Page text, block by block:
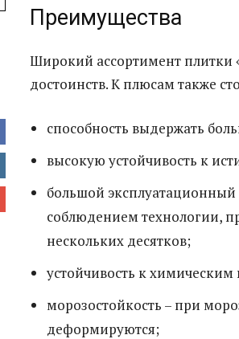
Преимущества
Широкий ассортимент плитки
достоинств. К плюсам также
способность выдержать
высокую устойчивость к
большой эксплуатационный
соблюдением технологии,
нескольких десятков;
устойчивость к химическим
морозостойкость – при
деформируются;